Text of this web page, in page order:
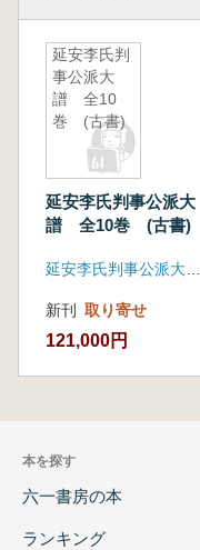
延安李氏判
事公派大
譜 全10
巻 (古書)
延安李氏判事公派大
譜 全10巻 (古書)
延安李氏判事公派大宗会
新刊 取り寄せ
121,000円
本を探す
六一書房の本
ランキング